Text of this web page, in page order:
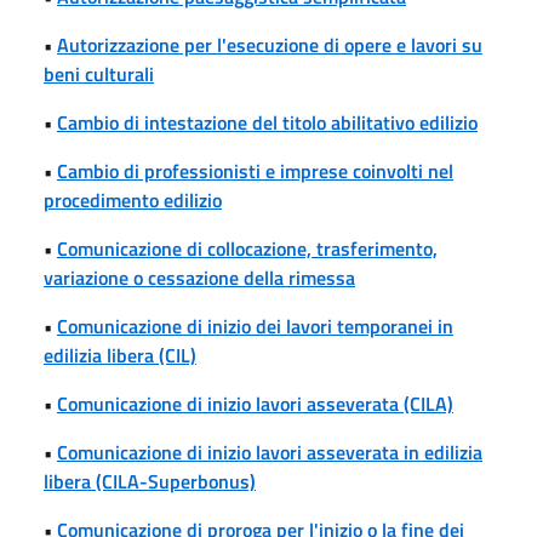
• Autorizzazione per l'esecuzione di opere e lavori su
beni culturali
• Cambio di intestazione del titolo abilitativo edilizio
• Cambio di professionisti e imprese coinvolti nel
procedimento edilizio
• Comunicazione di collocazione, trasferimento,
variazione o cessazione della rimessa
• Comunicazione di inizio dei lavori temporanei in
edilizia libera (CIL)
• Comunicazione di inizio lavori asseverata (CILA)
• Comunicazione di inizio lavori asseverata in edilizia
libera (CILA-Superbonus)
• Comunicazione di proroga per l'inizio o la fine dei